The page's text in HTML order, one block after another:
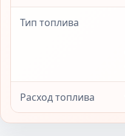
Тип топлива
Расход топлива